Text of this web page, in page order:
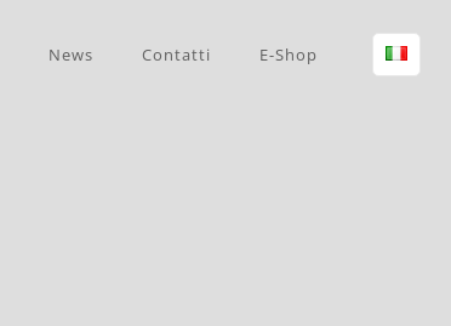
News Contatti E-Shop